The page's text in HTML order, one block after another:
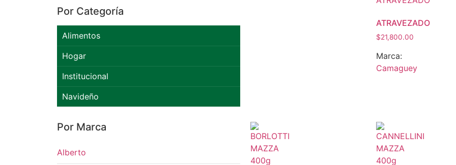
Por Categoría
Alimentos
Hogar
Institucional
Navideño
Por Marca
Alberto
ATRAVEZADO
$21,800.00
Marca:
Camaguey